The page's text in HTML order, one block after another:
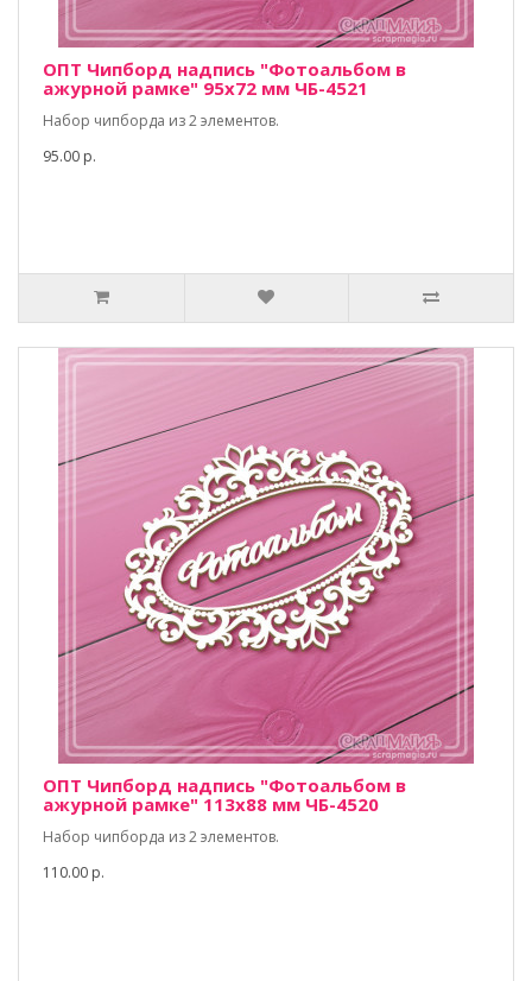
ОПТ Чипборд надпись "Фотоальбом в
ажурной рамке" 95х72 мм ЧБ-4521
Набор чипборда из 2 элементов.
95.00 р.
ОПТ Чипборд надпись "Фотоальбом в
ажурной рамке" 113х88 мм ЧБ-4520
Набор чипборда из 2 элементов.
110.00 р.